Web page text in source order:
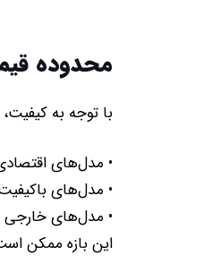
محدوده
با توجه به
• مدل‌های
• مدل‌های
• مدل‌های خارجی
این بازه ممکن است